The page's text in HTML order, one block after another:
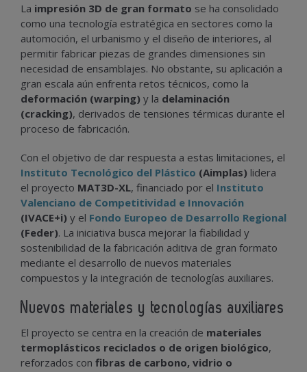
La impresión 3D de gran formato se ha consolidado
como una tecnología estratégica en sectores como la
automoción, el urbanismo y el diseño de interiores, al
permitir fabricar piezas de grandes dimensiones sin
necesidad de ensamblajes. No obstante, su aplicación a
gran escala aún enfrenta retos técnicos, como la
deformación (warping) y la delaminación
(cracking), derivados de tensiones térmicas durante el
proceso de fabricación.
Con el objetivo de dar respuesta a estas limitaciones, el
Instituto Tecnológico del Plástico (Aimplas) lidera
el proyecto MAT3D-XL, financiado por el Instituto
Valenciano de Competitividad e Innovación
(IVACE+i) y el Fondo Europeo de Desarrollo Regional
(Feder). La iniciativa busca mejorar la fiabilidad y
sostenibilidad de la fabricación aditiva de gran formato
mediante el desarrollo de nuevos materiales
compuestos y la integración de tecnologías auxiliares.
Nuevos materiales y tecnologías auxiliares
El proyecto se centra en la creación de materiales
termoplásticos reciclados o de origen biológico,
reforzados con fibras de carbono, vidrio o